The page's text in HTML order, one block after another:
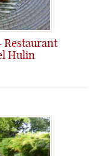
Restaurant
Hulin